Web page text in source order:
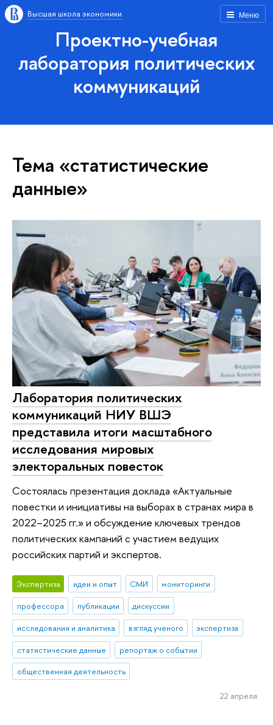
Меню
Высшая школа экономики
Проектно-учебная
лаборатория политических
коммуникаций
Тема «статистические
данные»
Лаборатория политических
коммуникаций НИУ ВШЭ
представила итоги масштабного
исследования мировых
электоральных повесток
Состоялась презентация доклада «Актуальные
повестки и инициативы на выборах в странах мира в
2022–2025 гг.» и обсуждение ключевых трендов
политических кампаний с участием ведущих
российских партий и экспертов.
Экспертиза идеи и опыт СМИ
мониторинги
профессора
публикации
дискуссии
исследования и аналитика
взгляд ученого
экспертиза
статистические данные
репортаж о событии
общественная деятельность
22 апреля